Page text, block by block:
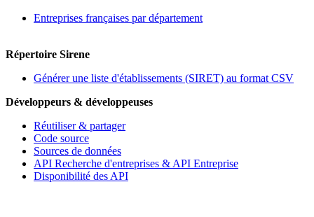
Entreprises françaises par département
Répertoire Sirene
Générer une liste d'établissements (SIRET) au format CSV
Développeurs & développeuses
Réutiliser & partager
Code source
Sources de données
API Recherche d'entreprises & API Entreprise
Disponibilité des API